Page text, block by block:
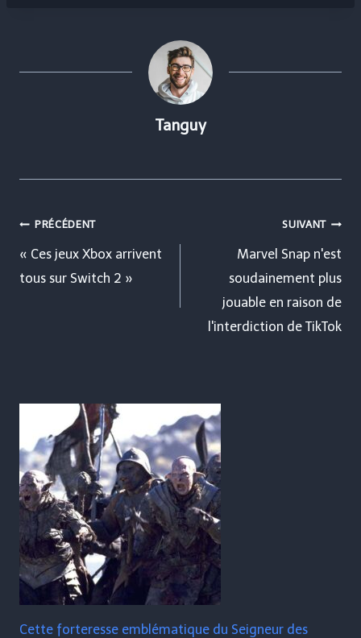
Tanguy
Navigation
de
l’article
PRÉCÉDENT
« Ces jeux Xbox arrivent
tous sur Switch 2 »
SUIVANT
Marvel Snap n'est
soudainement plus
jouable en raison de
l'interdiction de TikTok
Cette forteresse emblématique du Seigneur des